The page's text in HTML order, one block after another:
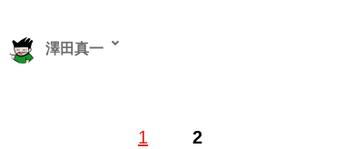
1 2
澤田真一
日生。東南アジア経済情報、最新テクノロジー、ガジェ